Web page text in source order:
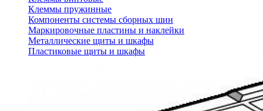
Клеммы пружинные
Компоненты системы сборных шин
Маркировочные пластины и наклейки
Металлические щиты и шкафы
Пластиковые щиты и шкафы